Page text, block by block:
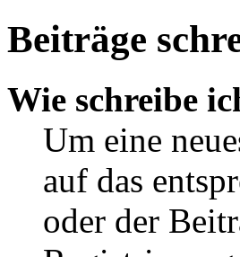
Beiträge
Wie schreibe
Um eine
auf das
oder der